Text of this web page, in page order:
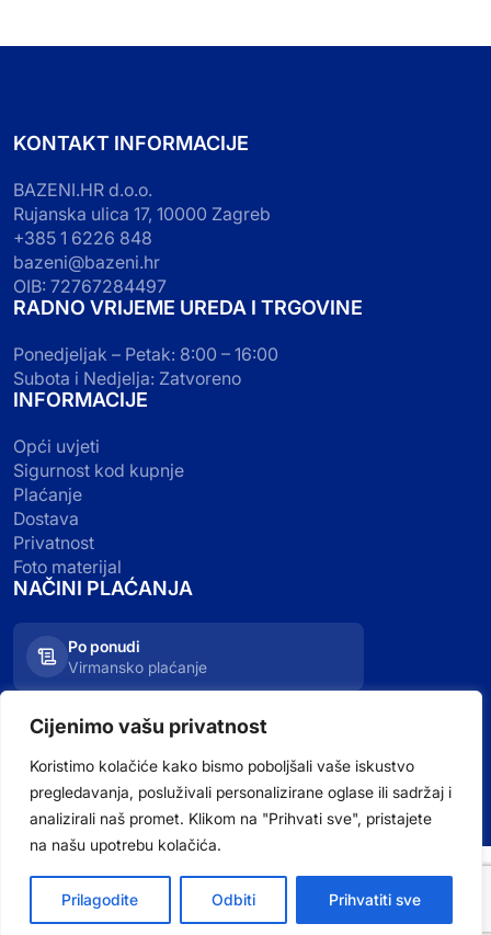
Cijenimo vašu privatnost
Koristimo kolačiće kako bismo poboljšali vaše iskustvo
pregledavanja, posluživali personalizirane oglase ili sadržaj i
analizirali naš promet. Klikom na "Prihvati sve", pristajete
na našu upotrebu kolačića.
Prilagodite Odbiti Prihvatiti sve
KONTAKT INFORMACIJE
BAZENI.HR d.o.o.
Rujanska ulica 17, 10000 Zagreb
+385 1 6226 848
bazeni@bazeni.hr
OIB: 72767284497
RADNO VRIJEME UREDA I TRGOVINE
Ponedjeljak – Petak: 8:00 – 16:00
Subota i Nedjelja: Zatvoreno
INFORMACIJE
Opći uvjeti
Sigurnost kod kupnje
Plaćanje
Dostava
Privatnost
Foto materijal
NAČINI PLAĆANJA
Po ponudi
Virmansko plaćanje
Kartično plaćanje
Visa, Mastercard, Maestro
2026 © Bazeni.hr